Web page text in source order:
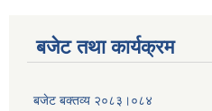
बजेट तथा कार्यक्रम
बजेट बक्तव्य २०८३।०८४